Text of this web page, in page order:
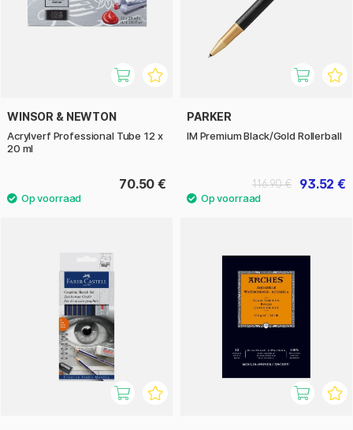
WINSOR & NEWTON
Acrylverf Professional Tube 12 x
20 ml
70.50 €
PARKER
IM Premium Black/Gold Rollerball
93.52 €
116.90 €